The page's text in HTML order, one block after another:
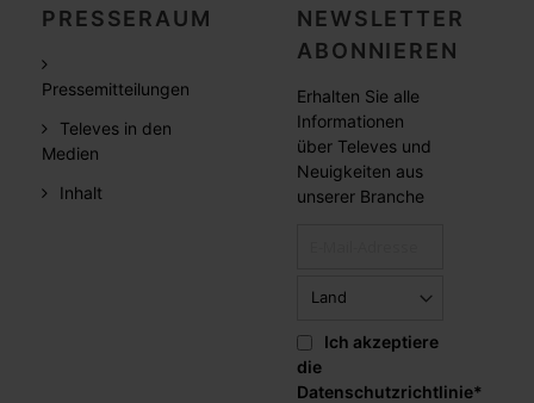
PRESSERAUM
Pressemitteilungen
Televes in den
Medien
Inhalt
NEWSLETTER
ABONNIEREN
Erhalten Sie alle
Informationen
über Televes und
Neuigkeiten aus
unserer Branche
Ich akzeptiere
die
Datenschutzrichtlinie*